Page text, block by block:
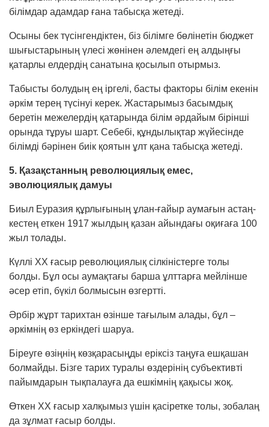
білімдар адамдар ғана табысқа жетеді.
Осыны бек түсінгендіктен, біз білімге бөлі­нетін бюджет
шығыстарының үлесі жөнінен әлем­дегі ең алдыңғы
қатарлы елдердің санаты­на қосылып отырмыз.
Табысты болудың ең іргелі, басты факторы білім екенін
әркім терең түсінуі керек. Жас­тары­мыз басымдық
беретін межелердің қатар­ында білім әрдайым бірінші
орында тұруы шарт. Себебі, құндылықтар жүйесінде
білімді бәрінен биік қоятын ұлт қана табысқа жетеді.
5. Қазақстанның революциялық емес,
эволюциялық дамуы
Биыл Еуразия құрлығының ұлан-ғайыр ау­ма­ғын астаң-
кестең еткен 1917 жылдың қазан айын­дағы оқиғаға 100
жыл толады.
Күллі ХХ ғасыр революциялық сілкі­ніс­терге толы
болды. Бұл осы аумақтағы барша ұлт­­­тар­ға мейлінше
әсер етіп, бүкіл болмысын өзгерт­ті.
Әрбір жұрт тарихтан өзінше тағылым алады, бұл –
әркімнің өз еркіндегі шаруа.
Біреуге өзіңнің көзқарасыңды еріксіз таңуға ешқашан
болмайды. Бізге тарих туралы өздерінің субъективті
пайымдарын тықпалауға да еш­кім­нің қақысы жоқ.
Өткен ХХ ғасыр халқымыз үшін қасіретке то­лы, зобалаң
да зұлмат ғасыр болды.